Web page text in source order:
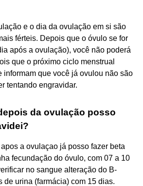
e o dia da ovulação em si são
férteis. Depois que o óvulo se for
após a ovulação), você não poderá
que o próximo ciclo menstrual
informam que você já ovulou não são
tentando engravidar.
da ovulação posso
a ovulaçao já posso fazer beta
fecundação do óvulo, com 07 a 10
no sangue alteração do B-
de urina (farmácia) com 15 dias.